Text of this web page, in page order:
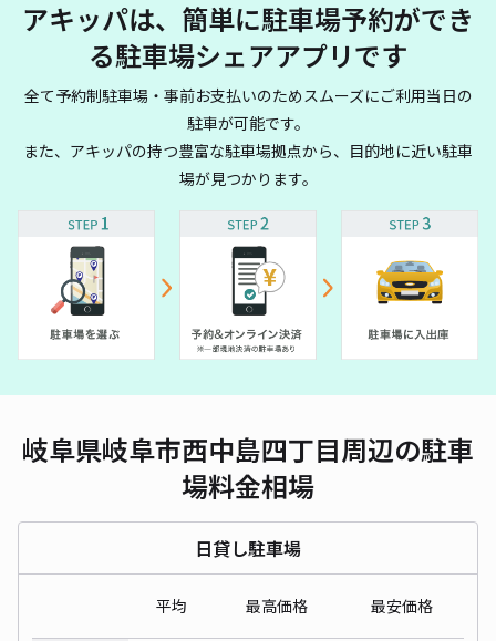
アキッパは、簡単に駐車場予約ができ
る駐車場シェアアプリです
全て予約制駐車場・事前お支払いのためスムーズにご利用当日の
駐車が可能です。
また、アキッパの持つ豊富な駐車場拠点から、目的地に近い駐車
場が見つかります。
岐阜県岐阜市西中島四丁目周辺の駐車
場料金相場
日貸し駐車場
平均 最高価格 最安価格